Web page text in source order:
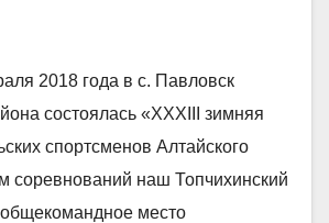
2018 года в с. Павловск
состоялась «ХХХIII зимняя
спортсменов Алтайского
соревнований наш Топчихинский
место